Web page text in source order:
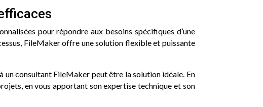
pour répondre aux besoins spécifiques d’une
FileMaker offre une solution flexible et puissante
un consultant FileMaker peut être la solution idéale. En
en vous apportant son expertise technique et son